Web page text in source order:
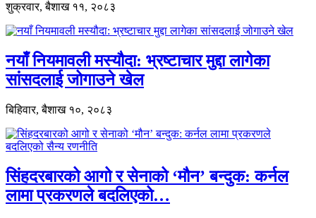
शुक्रवार, बैशाख ११, २०८३
नयाँ नियमावली मस्यौदा: भ्रष्टाचार मुद्दा लागेका
सांसदलाई जोगाउने खेल
बिहिवार, बैशाख १०, २०८३
सिंहदरबारको आगो र सेनाको ‘मौन’ बन्दुक: कर्नल
लामा प्रकरणले बदलिएको…